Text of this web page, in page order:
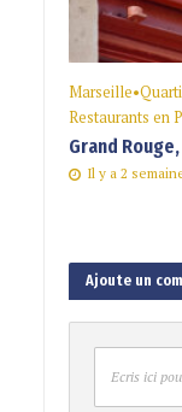
Marseille•
Restaurants en
Grand
Il y a 2
Ajoute un
Ecris ici